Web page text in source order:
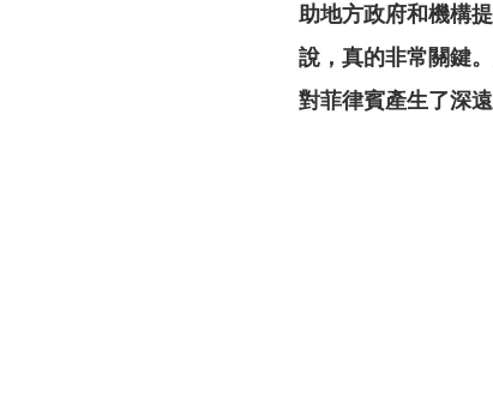
助地⽅政府和機構
說，真的非常關鍵
對菲律賓產⽣了深